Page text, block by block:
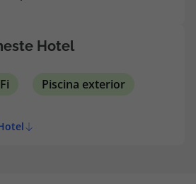
Hotel
Piscina exterior